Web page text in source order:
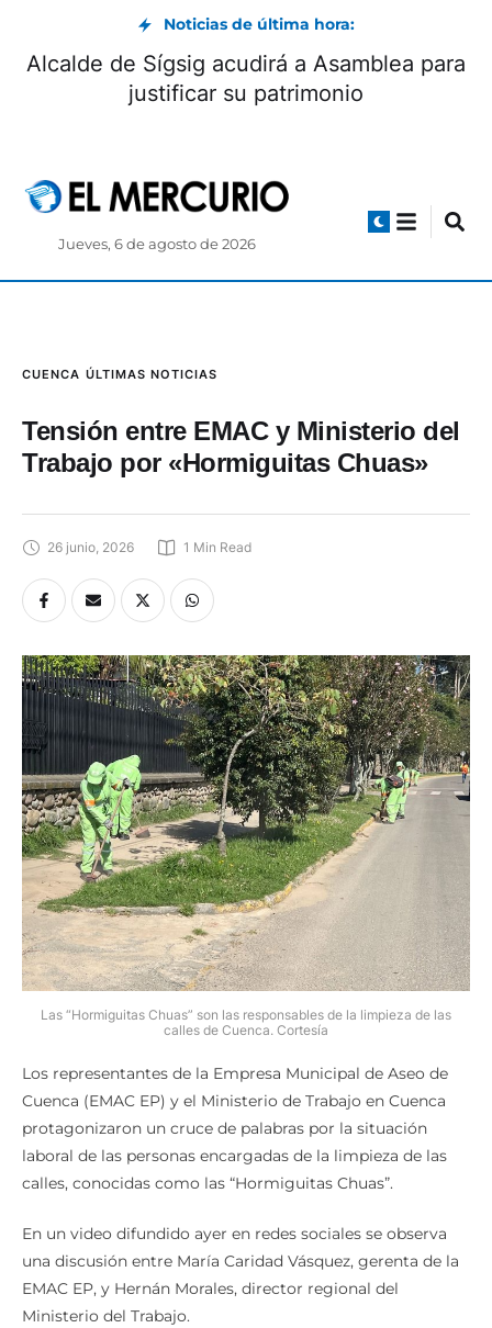
Noticias de última hora:
Alcalde de Sígsig acudirá a Asamblea para
justificar su patrimonio
Jueves, 6 de agosto de 2026
CUENCA ÚLTIMAS NOTICIAS
Tensión entre EMAC y Ministerio del
Trabajo por «Hormiguitas Chuas»
26 junio, 2026 1 Min Read
Las “Hormiguitas Chuas” son las responsables de la limpieza de las
calles de Cuenca. Cortesía
Los representantes de la Empresa Municipal de Aseo de
Cuenca (EMAC EP) y el Ministerio de Trabajo en Cuenca
protagonizaron un cruce de palabras por la situación
laboral de las personas encargadas de la limpieza de las
calles, conocidas como las “Hormiguitas Chuas”.
En un video difundido ayer en redes sociales se observa
una discusión entre María Caridad Vásquez, gerenta de la
EMAC EP, y Hernán Morales, director regional del
Ministerio del Trabajo.